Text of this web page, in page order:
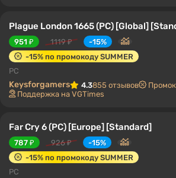
Plague London 1665 (PC) [Global]
951 ₽ 1119 ₽
-15%
-15% по промокоду SUMMER
PC
Keysforgamers 4.3855 отзывов
Поддержка на VGTimes
Far Cry 6 (PC) [Europe] [Standard]
787 ₽ 926 ₽
-15%
-15% по промокоду SUMMER
PC